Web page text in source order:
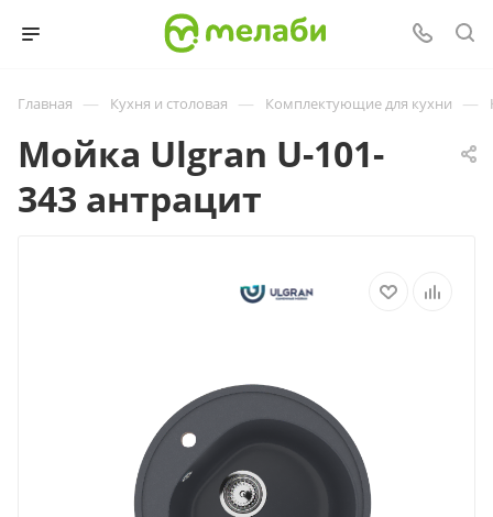
Главная — Кухня и столовая — Комплектующие для кухни —
Мойка Ulgran U-101-
343 антрацит